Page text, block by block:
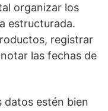
organizar los
estructurada.
registrar
las fechas de
datos estén bien